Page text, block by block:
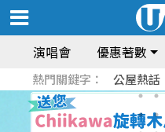
演唱會 優惠著數
熱門關鍵字： 公屋熱話